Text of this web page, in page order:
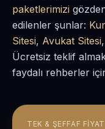
paketlerimizi
edilenler şunlar:
Sitesi, Avukat Sitesi,
Ücretsiz teklif
faydalı rehberler
TEK & ŞEFFAF FIYAT